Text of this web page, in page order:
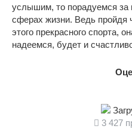
услышим, то порадуемся за
сферах жизни. Ведь пройдя
этого прекрасного спорта,
надеемся, будет и
3 427